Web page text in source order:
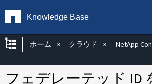
Knowledge Base
グローバル階層を展開/
ホーム クラウド NetApp
フェデレーテッド ID